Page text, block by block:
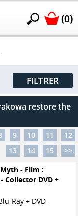
(0)
FILTRER
restore the
9 10 11
12
13
14 15
>>
- Film :
DVD +
Ray + DVD -